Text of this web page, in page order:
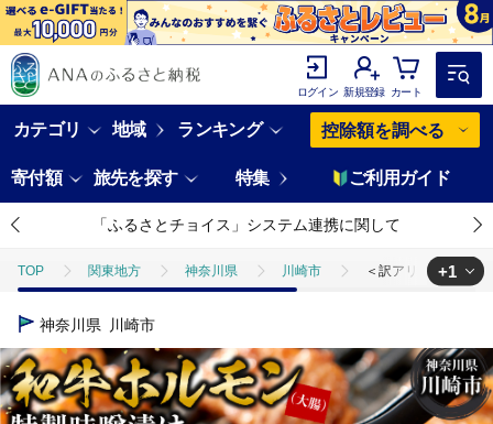
ログイン 新規登録 カート
カテゴリ 地域 ランキング 控除額を調べる
寄付額 旅先を探す 特集 ご利用ガイド
「ふるさとチョイス」システム連携に関して
TOP 関東地方 神奈川県 川崎市 ＜訳アリ＞和牛ホ
TOP
+1
神奈川県 川崎市